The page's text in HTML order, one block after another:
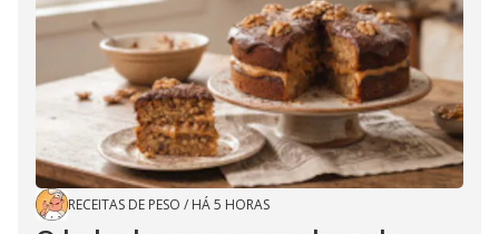
RECEITAS DE PESO / HÁ 5 HORAS